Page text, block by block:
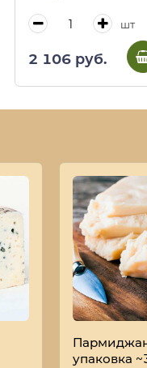
шт
2 106 руб.
упаковка